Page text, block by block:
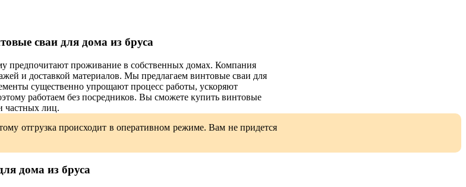
сваи для дома из бруса
предпочитают проживание в собственных домах. Компания
и доставкой материалов. Мы предлагаем винтовые сваи для
существенно упрощают процесс работы, ускоряют
работаем без посредников. Вы сможете купить винтовые
частных лиц.
отгрузка происходит в оперативном режиме. Вам не придется
дома из бруса